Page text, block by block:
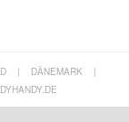
| DÄNEMARK
|